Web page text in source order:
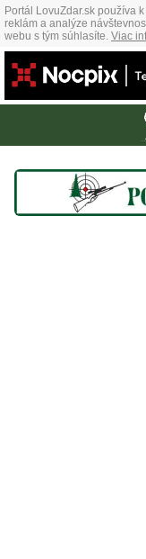
Portál LovuZdar.sk používa
reklám a analýze
webu s tým súhlasíte. Viac